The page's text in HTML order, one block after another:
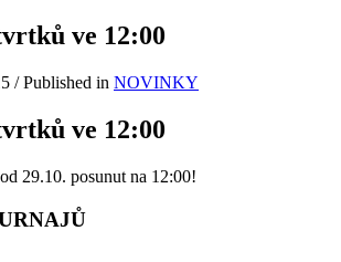
ve 12:00
/Published in NOVINKY
ve 12:00
29.10. posunut na 12:00!